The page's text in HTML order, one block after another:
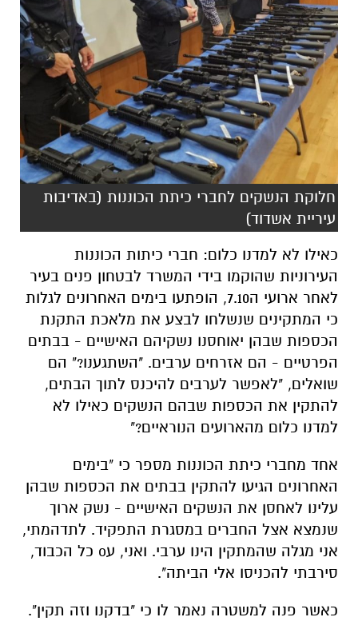
חלוקת הנשקים לחברי כיתת הכוננות (באדיבות
עיריית אשדוד)
כאילו לא למדנו כלום: חברי כיתות הכוננות
העירוניות שהוקמו בידי המשרד לבטחון פנים בעיר
לאחר ארועי ה7.10, הופתעו בימים האחרונים לגלות
כי המתקינים שנשלחו לבצע את מלאכת התקנת
הכספות שבהן יאוחסנו נשקיהם האישיים - בבתים
הפרטיים - הם אזרחים ערבים. "השתגענו?" הם
שואלים, "לאפשר לערבים להיכנס לתוך הבתים,
להתקין את הכספות שבהם הנשקים כאילו לא
למדנו כלום מהארועים הנוראיים?"
אחד מחברי כיתת הכוננות מספר כי "בימים
האחרונים הגיעו להתקין בבתים את הכספות שבהן
עלינו לאחסן את הנשקים האישיים - נשק ארוך
שנמצא אצל החברים במסגרת התפקיד. לתדהמתי,
אני מגלה שהמתקין הינו ערבי. ואני, עo כל הכבוד,
סירבתי להכניסו אלי הביתה".
כאשר פנה למשטרה נאמר לו כי "בדקנו וזה תקין".